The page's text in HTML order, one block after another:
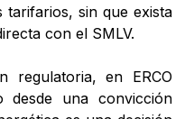
tarifarios, sin que exista
con el SMLV.
regulatoria, en ERCO
desde una convicción